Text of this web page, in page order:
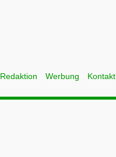
Redaktion Werbung Kontakt